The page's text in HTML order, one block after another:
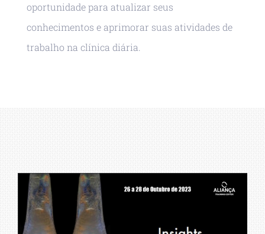
oportunidade para atualizar seus
conhecimentos e aprimorar suas atividades de
trabalho na clínica diária.